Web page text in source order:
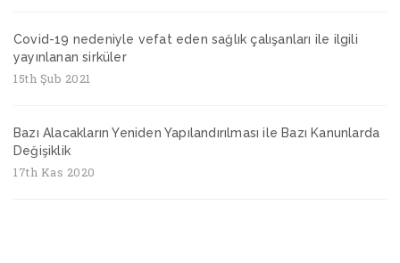
Covid-19 nedeniyle vefat eden sağlık çalışanları ile ilgili
yayınlanan sirküler
15th Şub 2021
Bazı Alacakların Yeniden Yapılandırılması ile Bazı Kanunlarda
Değişiklik
17th Kas 2020